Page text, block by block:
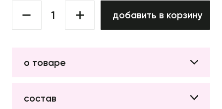
добавить в корзину
о товаре
состав